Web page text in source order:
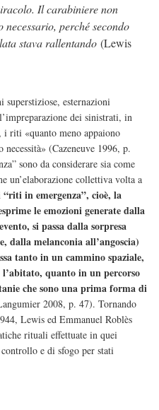
Il carabiniere non
necessario, perché secondo
stava rallentando(Lewis
superstiziose, esternazioni
dei sinistrati, in
i riti «quanto meno appaiono
(Cazeneuve 1996, p.
sono da considerare sia come
un’elaborazione collettiva volta a
in emergenza”, cioè, la
le emozioni generate dalla
si passa dalla sorpresa
dalla melanconia all’angoscia)
tanto in un cammino spaziale,
l’abitato, quanto in un percorso
che sono una prima forma di
2008, p. 47). Tornando
Lewis ed Emmanuel Roblès
rituali effettuate in quei
e di sfogo per stati